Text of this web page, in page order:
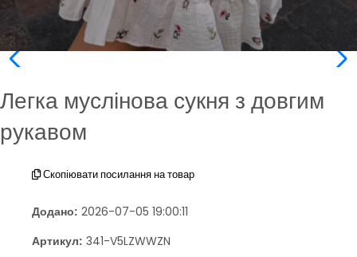
Легка муслінова сукня з довгим
рукавом
Скопіювати посилання на товар
Додано: 2026-07-05 19:00:11
Артикул: 341-V5LZWWZN